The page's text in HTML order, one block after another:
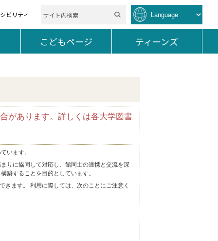
ビリティ
こどもページ ティーンズ
があります。詳しくは各大学図書
います。
りに協同して対応し、館同士の連携と交流を深
築することを目的としています。
ます。 利用に際しては、次のことにご注意く